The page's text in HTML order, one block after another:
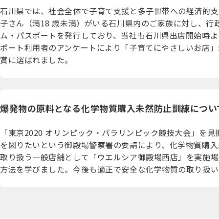
石川県では、社会全体で子育て支援と多子世帯への経済的
子さん（満18 歳未満）がいる石川県内のご家族に対し、
ム・パスポートを発行しており、当社も石川県出店開始時
ポート利用者のアンケートにより「子育てにやさしいお店
賞に選ばれました。
爆発物の原料となる化学物質購入未然防止訓練につ
「東京2020 オリンピック・パラリンピック競技大会」を
を図りたいという御殿場警察署の要請により、化学物質購
取り扱う一般店舗として「ウエルシア御殿場西店」を実施
方法を学びました。今後も適正で安全な化学物質の取り扱